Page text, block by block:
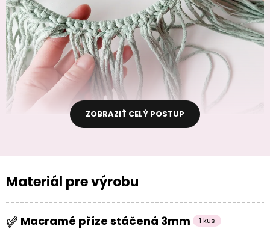
ZOBRAZIŤ CELÝ POSTUP
Materiál pre výrobu
Macramé příze stáčená 3mm 1 kus